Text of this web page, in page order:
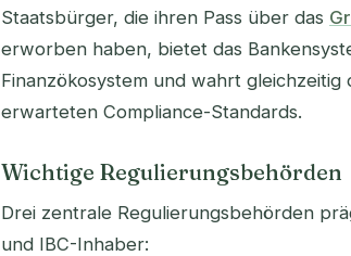
Staatsbürger, die ihren Pass über das
erworben haben, bietet das
Finanzökosystem und wahrt
erwarteten Compliance-Standards.
Wichtige Regulierungsbehörden
Drei zentrale Regulierungsbehörden
und IBC-Inhaber: